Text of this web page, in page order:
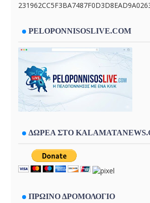
PELOPONNISOSLIVE.COM
ΔΩΡΕΑ ΣΤΟ
ΠΡΩΙΝΟ ΔΡΟΜΟΛΟΓΙΟ